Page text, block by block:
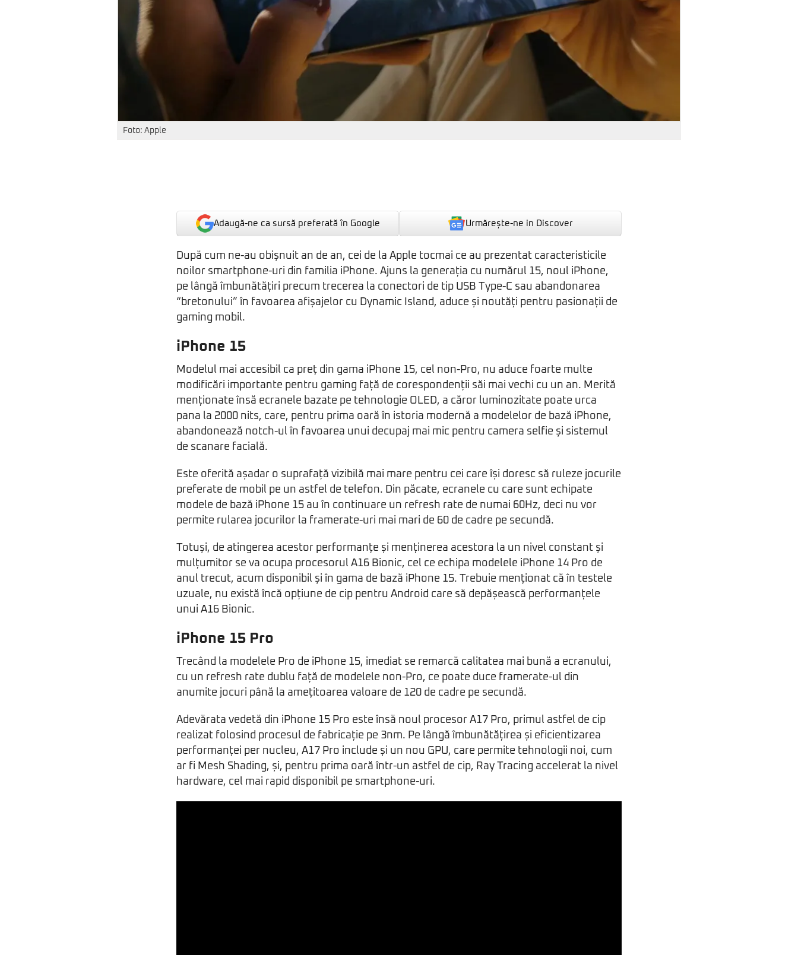
Foto: Apple
Adaugă-ne ca sursă preferată în Google Urmărește-ne in Discover
După cum ne-au obișnuit an de an, cei de la Apple tocmai ce au prezentat caracteristicile
noilor smartphone-uri din familia iPhone. Ajuns la generația cu numărul 15, noul iPhone,
pe lângă îmbunătățiri precum trecerea la conectori de tip USB Type-C sau abandonarea
“bretonului” în favoarea afișajelor cu Dynamic Island, aduce și noutăți pentru pasionații de
gaming mobil.
iPhone 15
Modelul mai accesibil ca preț din gama iPhone 15, cel non-Pro, nu aduce foarte multe
modificări importante pentru gaming față de corespondenții săi mai vechi cu un an. Merită
menționate însă ecranele bazate pe tehnologie OLED, a căror luminozitate poate urca
pana la 2000 nits, care, pentru prima oară în istoria modernă a modelelor de bază iPhone,
abandonează notch-ul în favoarea unui decupaj mai mic pentru camera selfie și sistemul
de scanare facială.
Este oferită așadar o suprafață vizibilă mai mare pentru cei care își doresc să ruleze jocurile
preferate de mobil pe un astfel de telefon. Din păcate, ecranele cu care sunt echipate
modele de bază iPhone 15 au în continuare un refresh rate de numai 60Hz, deci nu vor
permite rularea jocurilor la framerate-uri mai mari de 60 de cadre pe secundă.
Totuși, de atingerea acestor performanțe și menținerea acestora la un nivel constant și
mulțumitor se va ocupa procesorul A16 Bionic, cel ce echipa modelele iPhone 14 Pro de
anul trecut, acum disponibil și în gama de bază iPhone 15. Trebuie menționat că în testele
uzuale, nu există încă opțiune de cip pentru Android care să depășească performanțele
unui A16 Bionic.
iPhone 15 Pro
Trecând la modelele Pro de iPhone 15, imediat se remarcă calitatea mai bună a ecranului,
cu un refresh rate dublu față de modelele non-Pro, ce poate duce framerate-ul din
anumite jocuri până la amețitoarea valoare de 120 de cadre pe secundă.
Adevărata vedetă din iPhone 15 Pro este însă noul procesor A17 Pro, primul astfel de cip
realizat folosind procesul de fabricație pe 3nm. Pe lângă îmbunătățirea și eficientizarea
performanței per nucleu, A17 Pro include și un nou GPU, care permite tehnologii noi, cum
ar fi Mesh Shading, și, pentru prima oară într-un astfel de cip, Ray Tracing accelerat la nivel
hardware, cel mai rapid disponibil pe smartphone-uri.